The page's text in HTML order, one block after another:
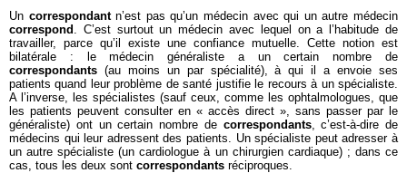
Un correspondantn’est pas qu’un médecin avec qui un autre médecin
correspond . C’est surtout un médecin avec lequel on a l’habitude de
travailler, parce qu’il existe une confiance mutuelle. Cette notion est
bilatérale : le médecin généraliste a un certain nombre de
correspondants (au moins un par spécialité), à qui il a envoie ses
patients quand leur problème de santé justifie le recours à un spécialiste.
A l’inverse, les spécialistes (sauf ceux, comme les ophtalmologues, que
les patients peuvent consulter en « accès direct », sans passer par le
généraliste) ont un certain nombre de correspondants, c’est-à-dire de
médecins qui leur adressent des patients. Un spécialiste peut adresser à
un autre spécialiste (un cardiologue à un chirurgien cardiaque) ; dans ce
cas, tous les deux sont correspondants réciproques.